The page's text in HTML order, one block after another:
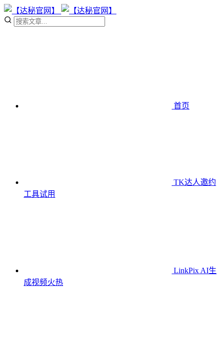
首页
TK达人邀约
工具试用
LinkPix AI生
成视频火热